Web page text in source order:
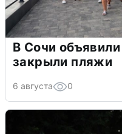
В Сочи
закрыли пляжи
6 августа 0